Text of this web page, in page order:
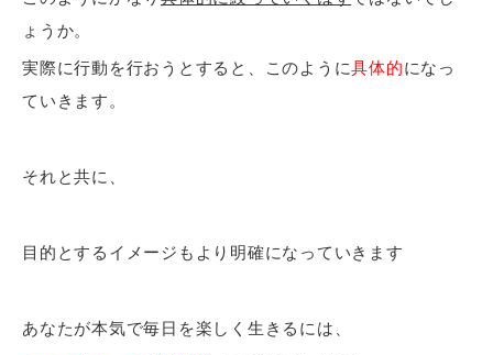
ょうか。
実際に行動を行おうとすると、このように具体的になっ
ていきます。
それと共に、
目的とするイメージもより明確になっていきます
あなたが本気で毎日を楽しく生きるには、